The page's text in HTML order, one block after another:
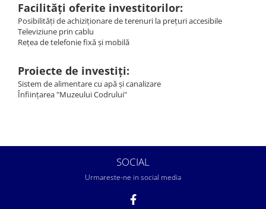
Facilități oferite investitorilor:
Posibilităţi de achiziţionare de terenuri la preţuri accesibile
Televiziune prin cablu
Reţea de telefonie fixă şi mobilă
Proiecte de investiți:
Sistem de alimentare cu apă şi canalizare
Înfiinţarea "Muzeului Codrului"
SOCIAL
Urmareste-ne in social media